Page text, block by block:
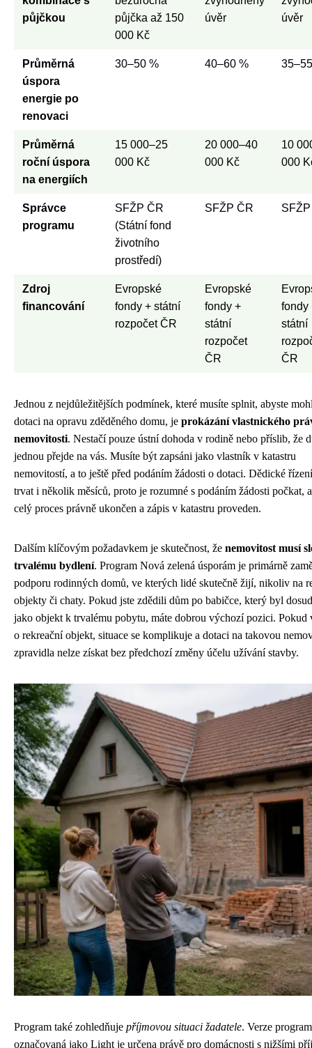
půjčkou
půjčka až 150
000 Kč
úvěr
úvěr
Průměrná
úspora
energie po
renovaci
30–50 % 40–60 %
Průměrná
roční úspora
na energiích
15 000–25
000 Kč
20 000–40
000 Kč
10
000
Správce
programu
SFŽP ČR
(Státní fond
životního
prostředí)
SFŽP ČR
Zdroj
financování
Evropské
fondy + státní
rozpočet ČR
Evropské
fondy +
státní
rozpočet
ČR
fondy
státní
ČR
Jednou z nejdůležitějších podmínek, které musíte splnit, abyste
dotaci na opravu zděděného domu, je prokázání vlastnického
nemovitosti. Nestačí pouze ústní dohoda v rodině nebo příslib, že
jednou přejde na vás. Musíte být zapsáni jako vlastník v katastru
nemovitostí, a to ještě před podáním žádosti o dotaci. Dědické
trvat i několik měsíců, proto je rozumné s podáním žádosti počkat,
celý proces právně ukončen a zápis v katastru proveden.
Dalším klíčovým požadavkem je skutečnost, že nemovitost musí
trvalému bydlení. Program Nová zelená úsporám je primárně
podporu rodinných domů, ve kterých lidé skutečně žijí, nikoliv na
objekty či chaty. Pokud jste zdědili dům po babičce, který byl
jako objekt k trvalému pobytu, máte dobrou výchozí pozici. Pokud
o rekreační objekt, situace se komplikuje a dotaci na takovou
zpravidla nelze získat bez předchozí změny účelu užívání stavby.
Program také zohledňuje příjmovou situaci žadatele. Verze
označovaná jako Light je určena právě pro domácnosti s nižšími